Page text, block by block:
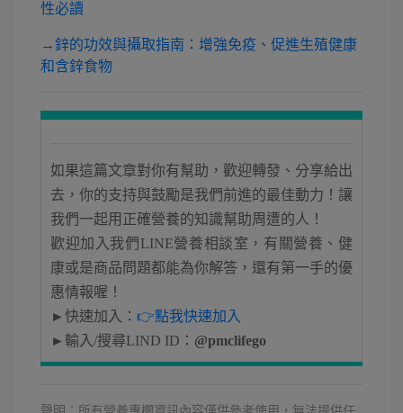
性必讀
→鋅的功效與攝取指南：增強免疫、促進生殖健康
和含鋅食物
如果這篇文章對你有幫助，歡迎轉發、分享給出
去，你的支持與鼓勵是我們前進的最佳動力！讓
我們一起用正確營養的知識幫助周遭的人！
歡迎加入我們LINE營養相談室，有關營養、健
康或是商品問題都能為你解答，還有第一手的優
惠情報喔！
►快速加入： 👉點我快速加入
►輸入/搜尋LIND ID： @pmclifego